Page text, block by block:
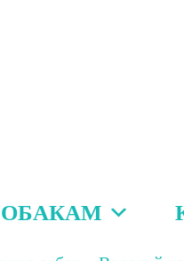
| Корм, іграшки,
| Корм, іграшки,